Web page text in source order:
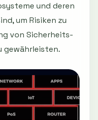
und deren
um Risiken zu
von Sicherheits-
gewährleisten.